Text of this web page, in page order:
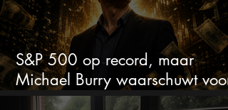
S&P 500 op record, maar
Michael Burry waarschuwt voor
crash zoals in 1987